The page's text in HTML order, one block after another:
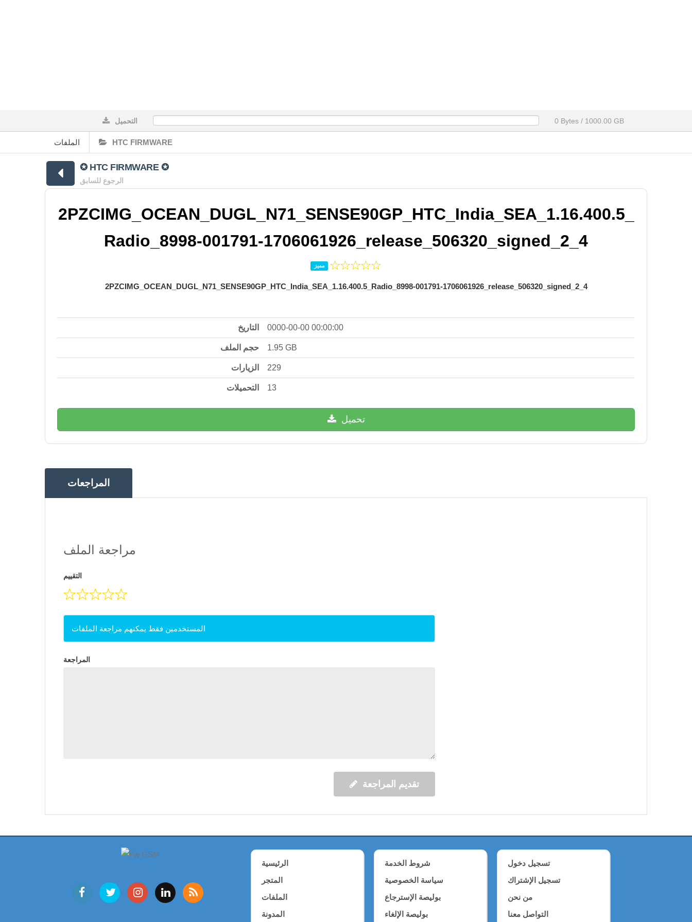
التحميل 0 Bytes / 1000.00 GB
الملفات HTC FIRMWARE
✪ HTC FIRMWARE ✪
الرجوع للسابق
2PZCIMG_OCEAN_DUGL_N71_SENSE90GP_HTC_India_SEA_1.16.400.5_
Radio_8998-001791-1706061926_release_506320_signed_2_4
مميز
2PZCIMG_OCEAN_DUGL_N71_SENSE90GP_HTC_India_SEA_1.16.400.5_Radio_8998-001791-1706061926_release_506320_signed_2_4
التاريخ 0000-00-00 00:00:00
حجم الملف 1.95 GB
الزيارات 229
التحميلات 13
تحميل
المراجعات
مراجعة الملف
التقييم
المستخدمين فقط يمكنهم مراجعة الملفات
المراجعة
تقديم المراجعة
الرئيسية
المتجر
الملفات
المدونة
شروط الخدمة
سياسة الخصوصية
بوليصة الإسترجاع
بوليصة الإلغاء
تسجيل دخول
تسجيل الإشتراك
من نحن
التواصل معنا